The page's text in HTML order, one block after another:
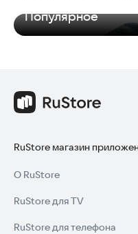
Популярное
RuStore магазин
О RuStore
RuStore для TV
RuStore для телефона